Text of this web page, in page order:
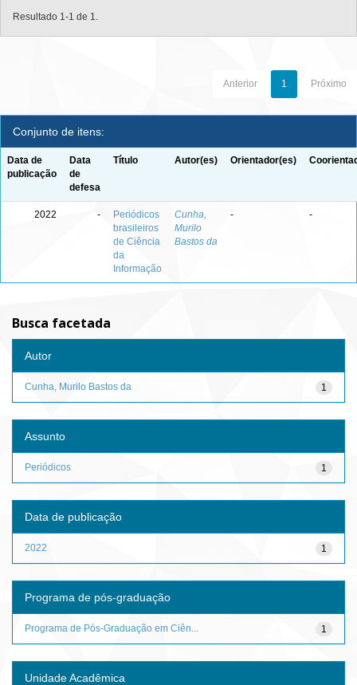
Resultado 1-1 de 1.
Anterior 1 Próximo
Conjunto de itens:
Data de
publicação
Data
de
defesa
Título Autor(es) Orientador(es)
2022 -
Periódicos
brasileiros
de Ciência
da
Informação
Cunha,
Murilo
Bastos da
- -
Busca facetada
Autor
1
Cunha, Murilo Bastos da
Assunto
1
Periódicos
Data de publicação
1
2022
Programa de pós-graduação
1
Programa de Pós-Graduação em Ciên...
Unidade Acadêmica